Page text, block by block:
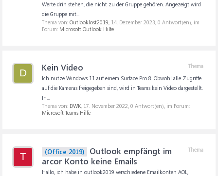
Werte drin stehen, die nicht zu der Gruppe gehören. Angezeigt wird
die Gruppe mit...
Thema von: Outlooklost2019, 14. Dezember 2023, 0 Antwort(en), im
Forum: Microsoft Outlook Hilfe
D
Thema
Kein Video
Ich nutze Windows 11 auf einem Surface Pro 8. Obwohl alle Zugriffe
auf die Kameras freigegeben sind, wird in Teams kein Video dargestellt.
In...
Thema von: DWK, 17. November 2022, 0 Antwort(en), im Forum:
Microsoft Teams Hilfe
T
Thema
(Office 2019)
Outlook empfängt im
arcor Konto keine Emails
Hallo, ich habe in outlook2019 verschiedene Emailkonten AOL,